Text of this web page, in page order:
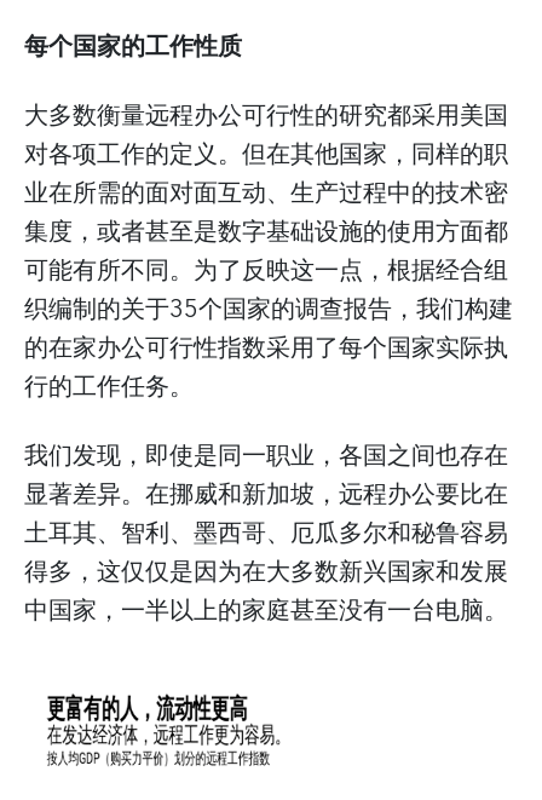
每个国家的工作性质
大多数衡量远程办公可行性的研究都采用美国
对各项工作的定义。但在其他国家，同样的职
业在所需的面对面互动、生产过程中的技术密
集度，或者甚至是数字基础设施的使用方面都
可能有所不同。为了反映这一点，根据经合组
织编制的关于35个国家的调查报告，我们构建
的在家办公可行性指数采用了每个国家实际执
行的工作任务。
我们发现，即使是同一职业，各国之间也存在
显著差异。在挪威和新加坡，远程办公要比在
土耳其、智利、墨西哥、厄瓜多尔和秘鲁容易
得多，这仅仅是因为在大多数新兴国家和发展
中国家，一半以上的家庭甚至没有一台电脑。